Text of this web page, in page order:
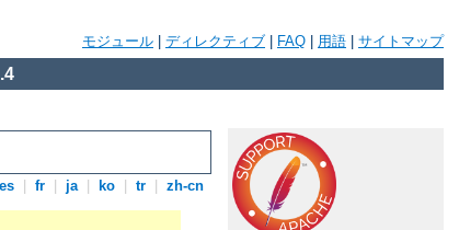
モジュール ディレクティブ FAQ 用語 サイトマップ
es fr ja ko tr zh-cn